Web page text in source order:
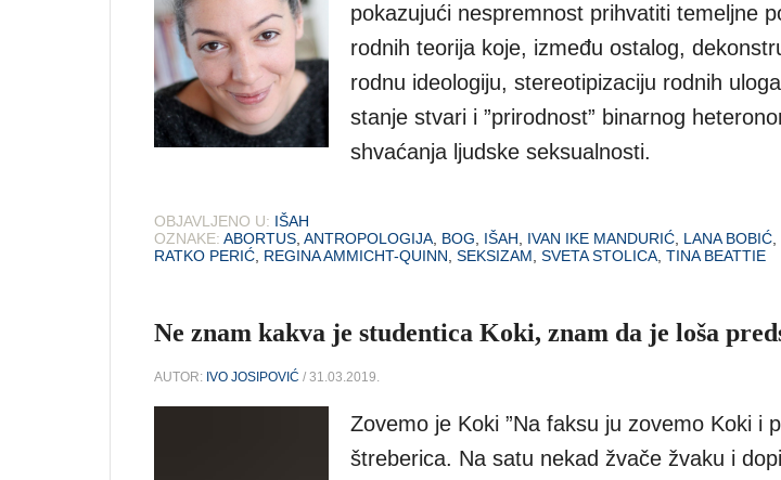
pokazujući nespremnost prihvatiti temeljne
rodnih teorija koje, između ostalog,
rodnu ideologiju, stereotipizaciju rodnih
stanje stvari i ”prirodnost” binarnog
shvaćanja ljudske seksualnosti.
OBJAVLJENO U: IŠAH
OZNAKE: ABORTUS, ANTROPOLOGIJA, BOG, IŠAH, IVAN IKE MANDURIĆ, LANA BOBIĆ,
RATKO PERIĆ, REGINA AMMICHT-QUINN, SEKSIZAM, SVETA STOLICA, TINA BEATTIE
Ne znam kakva je studentica Koki, znam da je loša
AUTOR: IVO JOSIPOVIĆ / 31.03.2019.
Zovemo je Koki ”Na faksu ju zovemo Koki i
štreberica. Na satu nekad žvače žvaku i